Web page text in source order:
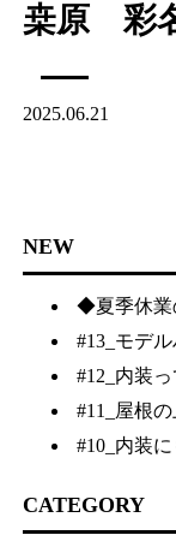
桒原 彩
2025.06.21
NEW
◆夏季休業
#13_モデ
#12_内装
#11_屋根
#10_内装
CATEGORY